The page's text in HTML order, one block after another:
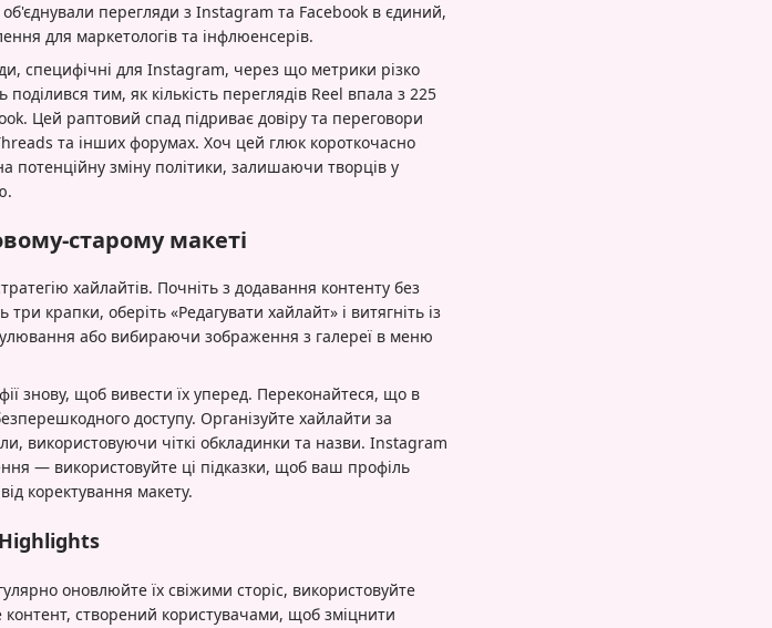
перегляди з Instagram та Facebook в єдиний,
для маркетологів та інфлюенсерів.
специфічні для Instagram, через що метрики різко
тим, як кількість переглядів Reel впала з 225
Цей раптовий спад підриває довіру та переговори
та інших форумах. Хоч цей глюк короткочасно
потенційну зміну політики, залишаючи творців у
старому макеті
хайлайтів. Почніть з додавання контенту без
три крапки, оберіть «Редагувати хайлайт» і витягніть із
або вибираючи зображення з галереї в меню
знову, щоб вивести їх уперед. Переконайтеся, що в
доступу. Організуйте хайлайти за
використовуючи чіткі обкладинки та назви. Instagram
— використовуйте ці підказки, щоб ваш профіль
коректування макету.
оновлюйте їх свіжими сторіс, використовуйте
створений користувачами, щоб зміцнити